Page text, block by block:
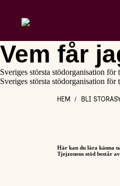
Vem får
Sveriges största stödorganisation för
Sveriges största stödorganisation för
HEM / BLI
Här kan du lära känna
Tjejzonens stöd består